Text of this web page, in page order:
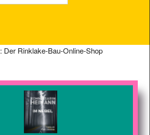
: Der Rinklake-Bau-Online-Shop